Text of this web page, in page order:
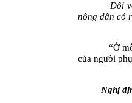
Đối
nông dân có
“Ở
của ng­ười
Nghị